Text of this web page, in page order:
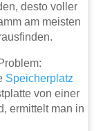
desto voller
am meisten
Speicherplatz
von einer
ermittelt man in